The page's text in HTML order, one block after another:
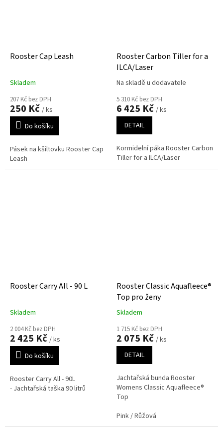
Rooster Cap Leash
Skladem
207 Kč bez DPH
250 Kč / ks
Do košíku
Pásek na kšiltovku Rooster Cap
Leash
Rooster Carbon Tiller for a
ILCA/Laser
Na skladě u dodavatele
5 310 Kč bez DPH
6 425 Kč / ks
DETAIL
Kormidelní páka Rooster Carbon
Tiller for a ILCA/Laser
Rooster Carry All - 90 L
Skladem
2 004 Kč bez DPH
2 425 Kč / ks
Do košíku
Rooster Carry All - 90L
- Jachtařská taška 90 litrů
Rooster Classic Aquafleece®
Top pro ženy
Skladem
1 715 Kč bez DPH
2 075 Kč / ks
DETAIL
Jachtařská bunda Rooster
Womens Classic Aquafleece®
Top
Pink / Růžová